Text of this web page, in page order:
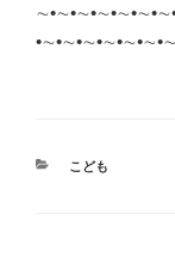
カ
こども